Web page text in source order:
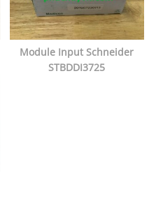
Module Input Schneider
STBDDI3725